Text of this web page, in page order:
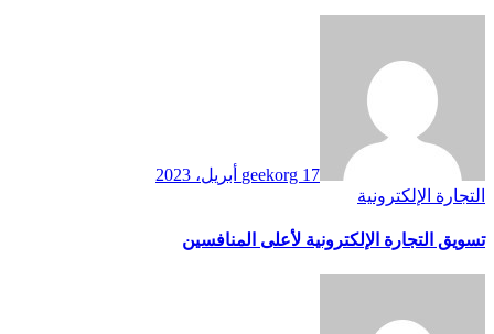
geekorg 17 أبريل، 2023
التجارة الإلكترونية
تسويق التجارة الإلكترونية لأعلى المنافسين